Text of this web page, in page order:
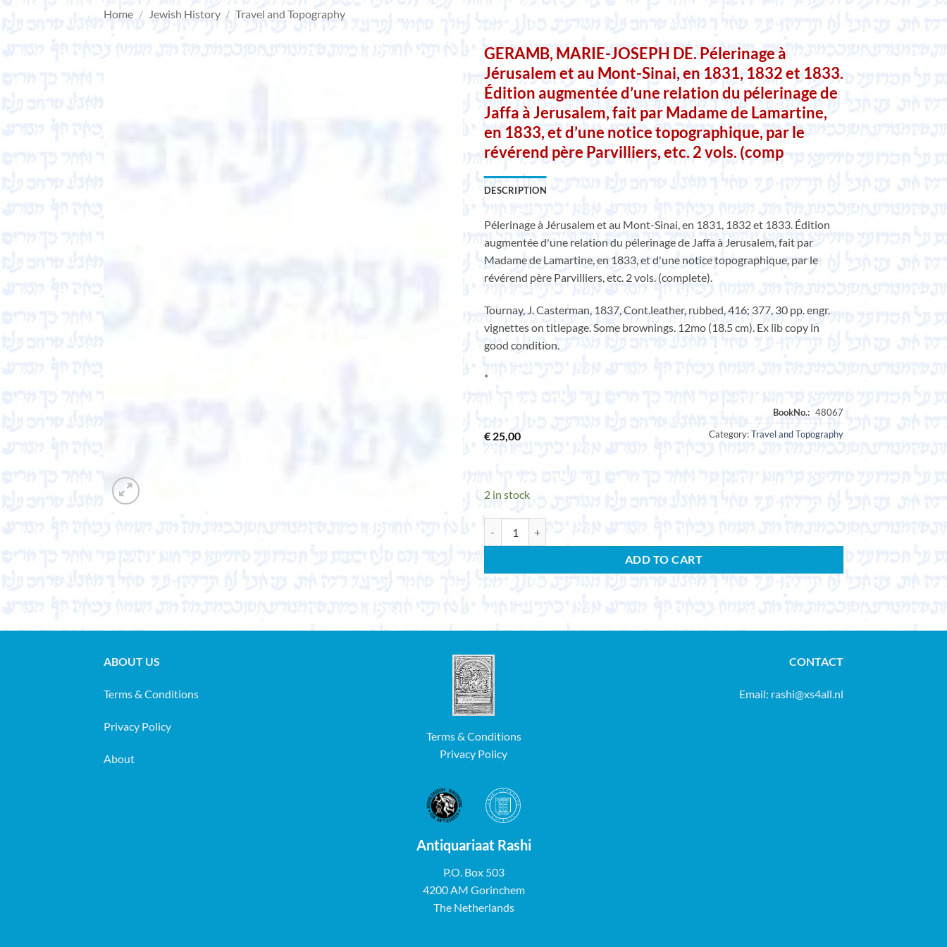
Home / Jewish History / Travel and Topography
GERAMB, MARIE-JOSEPH DE. Pélerinage à
Jérusalem et au Mont-Sinai, en 1831, 1832 et 1833.
Édition augmentée d’une relation du pélerinage de
Jaffa à Jerusalem, fait par Madame de Lamartine,
en 1833, et d’une notice topographique, par le
révérend père Parvilliers, etc. 2 vols. (comp
DESCRIPTION
Pélerinage à Jérusalem et au Mont-Sinai, en 1831, 1832 et 1833. Édition
augmentée d'une relation du pélerinage de Jaffa à Jerusalem, fait par
Madame de Lamartine, en 1833, et d'une notice topographique, par le
révérend père Parvilliers, etc. 2 vols. (complete).
Tournay, J. Casterman, 1837, Cont.leather, rubbed, 416; 377, 30 pp. engr.
vignettes on titlepage. Some brownings. 12mo (18.5 cm). Ex lib copy in
good condition.
*
€ 25,00 Category:Travel and Topography
2 in stock
GERAMB, MARIE-JOSEPH DE. Pélerinage à Jérusalem et au Mont-Sinai, en 1831, 1832 et 1833.
ADD TO CART
ABOUT US
Terms & Conditions
Privacy Policy
About
Terms & Conditions
Privacy Policy
Antiquariaat Rashi
P.O. Box 503
4200 AM Gorinchem
The Netherlands
CONTACT
Email: rashi@xs4all.nl